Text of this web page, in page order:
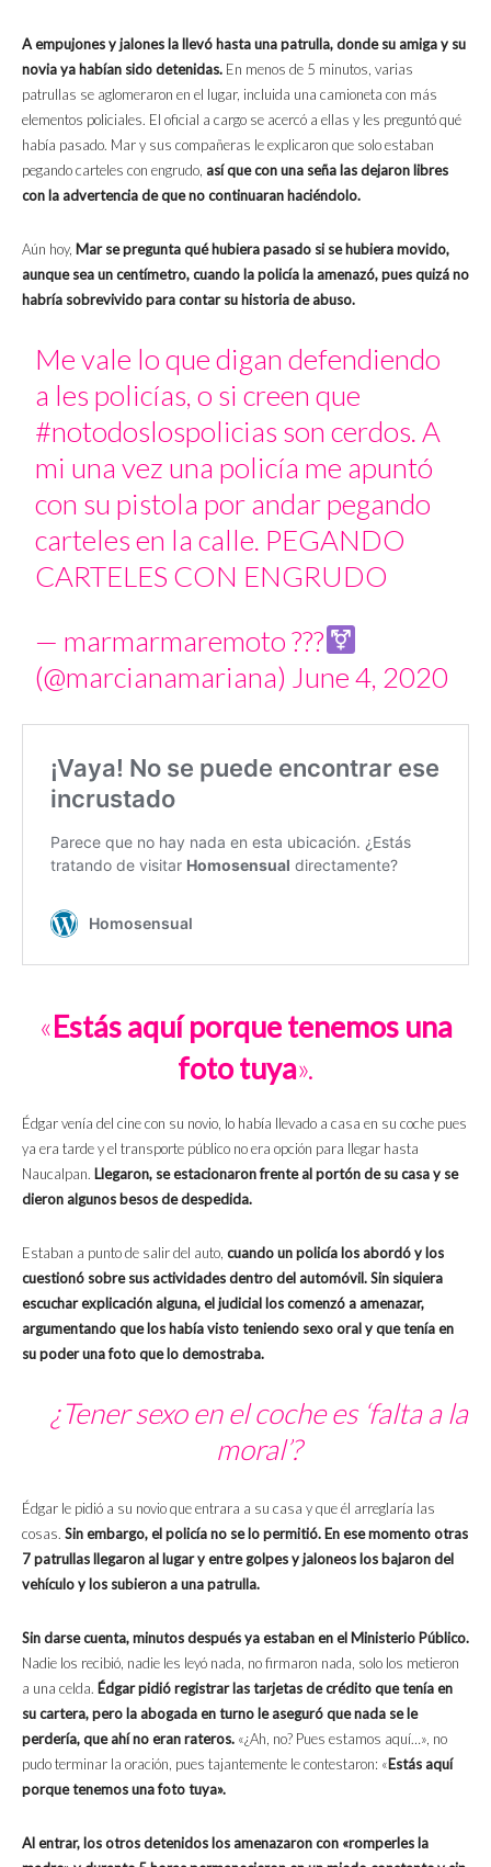
A empujones y jalones la llevó hasta una patrulla, donde su amiga y su
novia ya habían sido detenidas. En menos de 5 minutos, varias
patrullas se aglomeraron en el lugar, incluida una camioneta con más
elementos policiales. El oficial a cargo se acercó a ellas y les preguntó qué
había pasado. Mar y sus compañeras le explicaron que solo estaban
pegando carteles con engrudo, así que con una seña las dejaron libres
con la advertencia de que no continuaran haciéndolo.
Aún hoy, Mar se pregunta qué hubiera pasado si se hubiera movido,
aunque sea un centímetro, cuando la policía la amenazó, pues quizá no
habría sobrevivido para contar su historia de abuso.
Me vale lo que digan defendiendo
a les policías, o si creen que
#notodoslospolicias son cerdos. A
mi una vez una policía me apuntó
con su pistola por andar pegando
carteles en la calle. PEGANDO
CARTELES CON ENGRUDO
— marmarmaremoto ?‍??
(@marcianamariana) June 4, 2020
«Estás aquí porque tenemos una
foto tuya».
Édgar venía del cine con su novio, lo había llevado a casa en su coche pues
ya era tarde y el transporte público no era opción para llegar hasta
Naucalpan. Llegaron, se estacionaron frente al portón de su casa y se
dieron algunos besos de despedida.
Estaban a punto de salir del auto, cuando un policía los abordó y los
cuestionó sobre sus actividades dentro del automóvil. Sin siquiera
escuchar explicación alguna, el judicial los comenzó a amenazar,
argumentando que los había visto teniendo sexo oral y que tenía en
su poder una foto que lo demostraba.
¿Tener sexo en el coche es ‘falta a la
moral’?
Édgar le pidió a su novio que entrara a su casa y que él arreglaría las
cosas. Sin embargo, el policía no se lo permitió. En ese momento otras
7 patrullas llegaron al lugar y entre golpes y jaloneos los bajaron del
vehículo y los subieron a una patrulla.
Sin darse cuenta, minutos después ya estaban en el Ministerio Público.
Nadie los recibió, nadie les leyó nada, no firmaron nada, solo los metieron
a una celda. Édgar pidió registrar las tarjetas de crédito que tenía en
su cartera, pero la abogada en turno le aseguró que nada se le
perdería, que ahí no eran rateros. «¿Ah, no? Pues estamos aquí…», no
pudo terminar la oración, pues tajantemente le contestaron: «Estás aquí
porque tenemos una foto tuya».
Al entrar, los otros detenidos los amenazaron con «romperles la